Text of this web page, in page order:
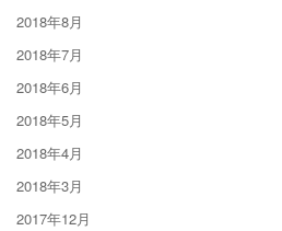
2018年8月
2018年7月
2018年6月
2018年5月
2018年4月
2018年3月
2017年12月